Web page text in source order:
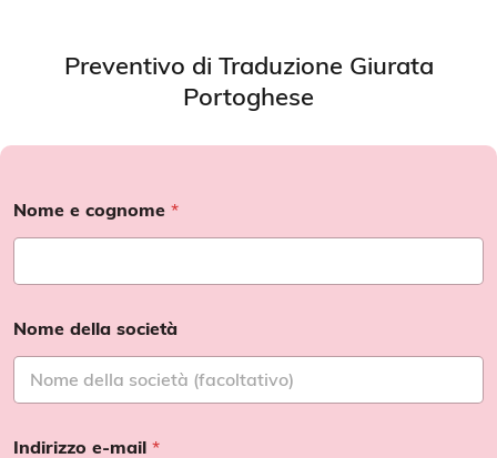
Preventivo di Traduzione Giurata
Portoghese
Nome e cognome *
Nome della società
Indirizzo e-mail *